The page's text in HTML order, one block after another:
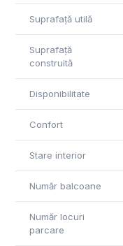
Suprafață utilă
Suprafață
construită
Disponibilitate
Confort
Stare interior
Număr balcoane
Număr locuri
parcare